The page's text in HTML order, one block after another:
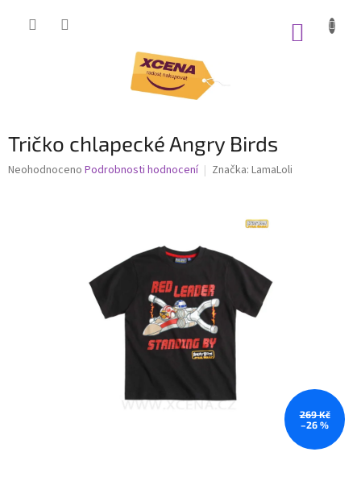
Tričko chlapecké Angry Birds
Průměrné
Neohodnoceno Podrobnosti hodnocení Značka: LamaLoli
269 Kč
–26 %